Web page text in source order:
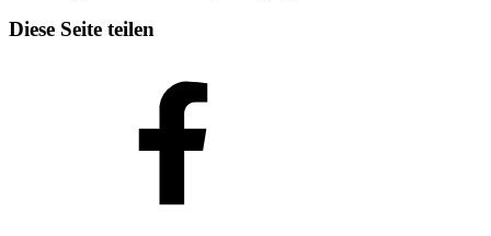
Diese Seite teilen